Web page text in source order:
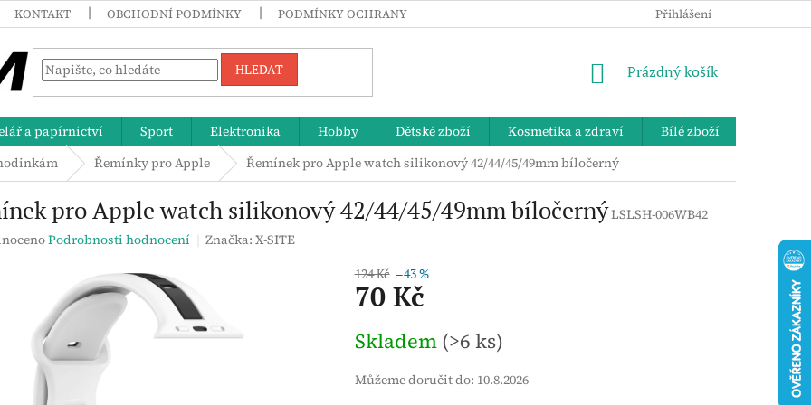
KONTAKT OBCHODNÍ PODMÍNKY PODMÍNKY OCHRANY OSOBNÍCH ÚDAJŮ ZPĚTNÝ ODBĚR
Přihlášení
HLEDAT
NÁKUPNÍ
Prázdný košík
a papírnictví Sport Elektronika Hobby Dětské zboží Kosmetika a zdraví Bílé zboží
Řemínky pro Apple Řemínek pro Apple watch silikonový 42/44/45/49mm bíločerný
pro Apple watch silikonový 42/44/45/49mm bíločernýLSLSH-006WB42
Podrobnosti hodnocení Značka:X-SITE
124 Kč –43 %
70 Kč
cena:
Skladem (>6 ks)
Můžeme doručit do: 10.8.2026